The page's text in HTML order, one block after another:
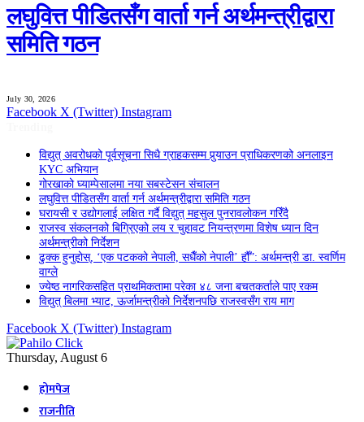
लघुवित्त पीडितसँग वार्ता गर्न अर्थमन्त्रीद्वारा
समिति गठन
July 30, 2026
Facebook X (Twitter) Instagram
विद्युत् अवरोधको पूर्वसूचना सिधै ग्राहकसम्म पुर्‍याउन प्राधिकरणको अनलाइन
KYC अभियान
गोरखाको घ्याम्पेसालमा नया सबस्टेसन संचालन
लघुवित्त पीडितसँग वार्ता गर्न अर्थमन्त्रीद्वारा समिति गठन
घरायसी र उद्योगलाई लक्षित गर्दै विद्युत् महसुल पुनरावलोकन गरिँदै
राजस्व संकलनको बिग्रिएको लय र चुहावट नियन्त्रणमा विशेष ध्यान दिन
अर्थमन्त्रीको निर्देशन
ढुक्क हुनुहोस्, ‘एक पटकको नेपाली, सधैँको नेपाली’ हौँ”: अर्थमन्त्री डा. स्वर्णिम
वाग्ले
ज्येष्ठ नागरिकसहित प्राथमिकतामा परेका ४८ जना बचतकर्ताले पाए रकम
विद्युत् बिलमा भ्याट, ऊर्जामन्त्रीको निर्देशनपछि राजस्वसँग राय माग
Facebook X (Twitter) Instagram
Thursday, August 6
होमपेज
राजनीति